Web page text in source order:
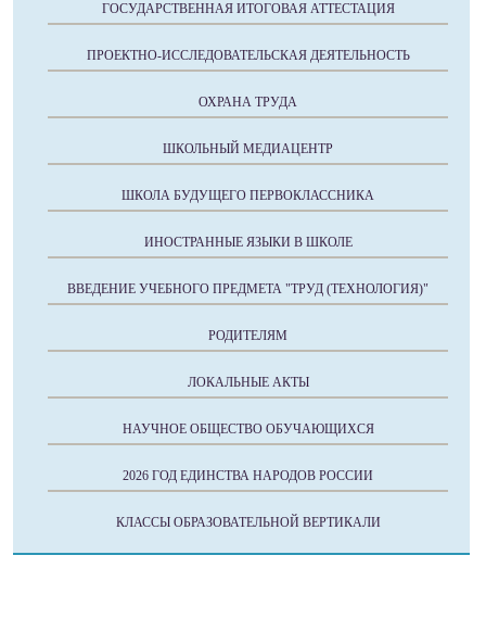
ГОСУДАРСТВЕННАЯ ИТОГОВАЯ АТТЕСТАЦИЯ
ПРОЕКТНО-ИССЛЕДОВАТЕЛЬСКАЯ ДЕЯТЕЛЬНОСТЬ
ОХРАНА ТРУДА
ШКОЛЬНЫЙ МЕДИАЦЕНТР
ШКОЛА БУДУЩЕГО ПЕРВОКЛАССНИКА
ИНОСТРАННЫЕ ЯЗЫКИ В ШКОЛЕ
ВВЕДЕНИЕ УЧЕБНОГО ПРЕДМЕТА "ТРУД (ТЕХНОЛОГИЯ)"
РОДИТЕЛЯМ
ЛОКАЛЬНЫЕ АКТЫ
НАУЧНОЕ ОБЩЕСТВО ОБУЧАЮЩИХСЯ
2026 ГОД ЕДИНСТВА НАРОДОВ РОССИИ
КЛАССЫ ОБРАЗОВАТЕЛЬНОЙ ВЕРТИКАЛИ